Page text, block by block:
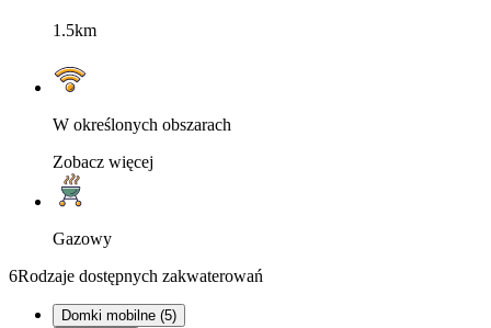
1.5km
W określonych obszarach
Zobacz więcej
Gazowy
6Rodzaje dostępnych zakwaterowań
Domki mobilne (5)